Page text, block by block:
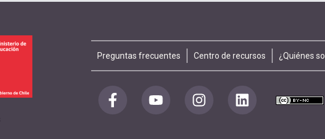
Footer
menu
Preguntas frecuentes Centro de recursos ¿Quiénes
Redes